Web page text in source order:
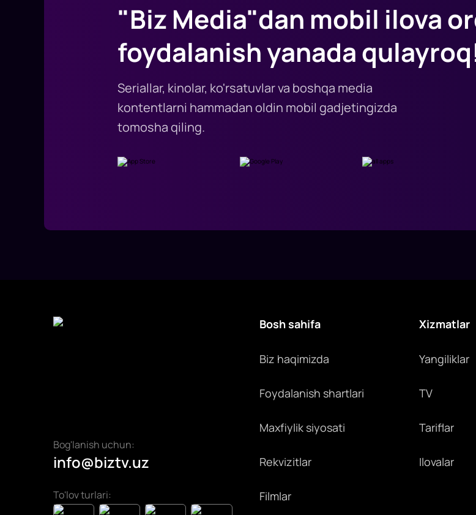
"Biz Media"dan mobil ilova
foydalanish yanada
Seriallar, kinolar, ko'rsatuvlar va boshqa media
kontentlarni hammadan oldin mobil gadjetingizda
tomosha qiling.
Bog'lanish uchun:
info@biztv.uz
To'lov turlari:
Bosh sahifa
Biz haqimizda
Foydalanish shartlari
Maxfiylik siyosati
Rekvizitlar
Filmlar
Xizmatlar
Yangiliklar
TV
Tariflar
Ilovalar